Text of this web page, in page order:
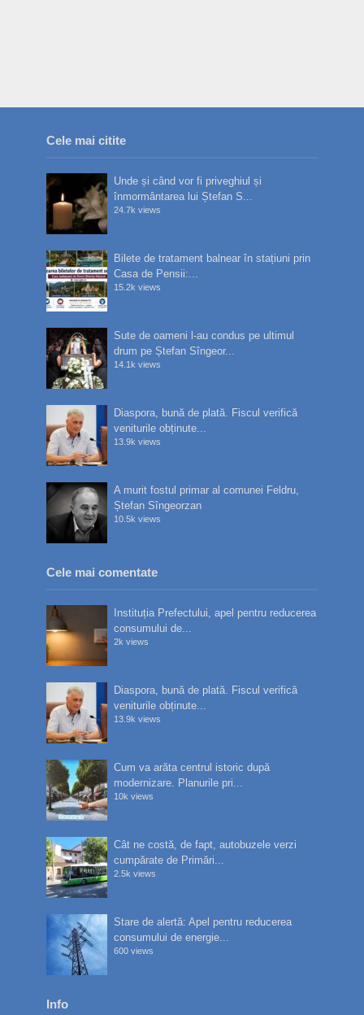
Cele mai citite
Unde și când vor fi priveghiul și
înmormântarea lui Ștefan S...
24.7k views
Bilete de tratament balnear în stațiuni prin
Casa de Pensii:...
15.2k views
Sute de oameni l-au condus pe ultimul
drum pe Ștefan Sîngeor...
14.1k views
Diaspora, bună de plată. Fiscul verifică
veniturile obținute...
13.9k views
A murit fostul primar al comunei Feldru,
Ștefan Sîngeorzan
10.5k views
Cele mai comentate
Instituția Prefectului, apel pentru reducerea
consumului de...
2k views
Diaspora, bună de plată. Fiscul verifică
veniturile obținute...
13.9k views
Cum va arăta centrul istoric după
modernizare. Planurile pri...
10k views
Cât ne costă, de fapt, autobuzele verzi
cumpărate de Primări...
2.5k views
Stare de alertă: Apel pentru reducerea
consumului de energie...
600 views
Info